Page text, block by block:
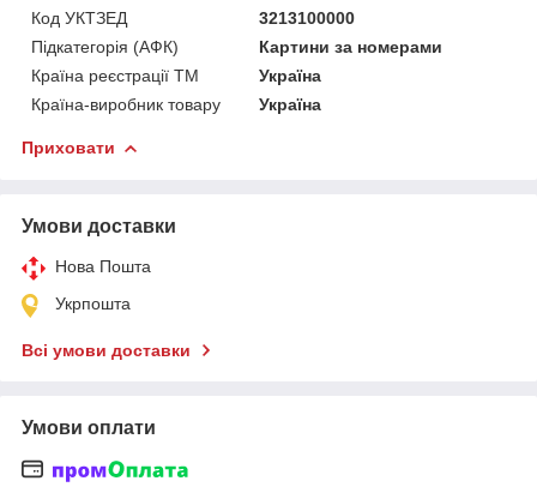
Код УКТЗЕД
3213100000
Підкатегорія (АФК)
Картини за номерами
Країна реєстрації ТМ
Україна
Країна-виробник товару
Україна
Приховати
Умови доставки
Нова Пошта
Укрпошта
Всі умови доставки
Умови оплати